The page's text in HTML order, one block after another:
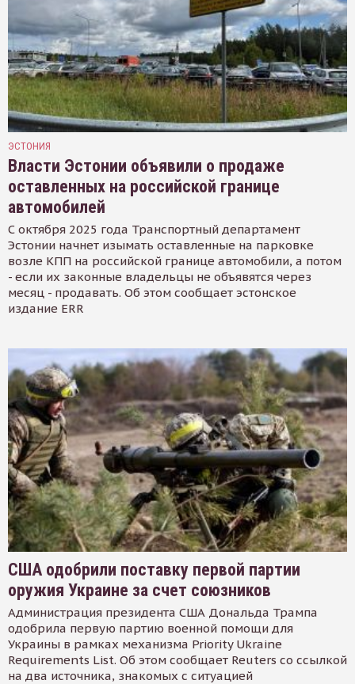
ЭСТОНИЯ
Власти Эстонии объявили о продаже
оставленных на российской границе
автомобилей
С октября 2025 года Транспортный департамент
Эстонии начнет изымать оставленные на парковке
возле КПП на российской границе автомобили, а потом
- если их законные владельцы не объявятся через
месяц - продавать. Об этом сообщает эстонское
издание ERR
США одобрили поставку первой партии
оружия Украине за счет союзников
Администрация президента США Дональда Трампа
одобрила первую партию военной помощи для
Украины в рамках механизма Priority Ukraine
Requirements List. Об этом сообщает Reuters со ссылкой
на два источника, знакомых с ситуацией